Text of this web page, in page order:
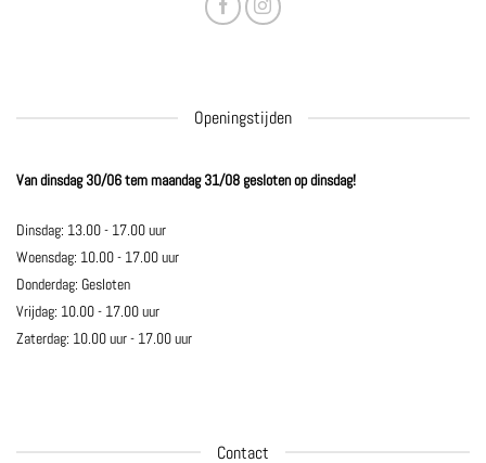
Contact
Openingstijden
Van dinsdag 30/06 tem maandag 31/08 gesloten op dinsdag!
Dinsdag: 13.00 - 17.00 uur
Woensdag: 10.00 - 17.00 uur
Donderdag: Gesloten
Vrijdag: 10.00 - 17.00 uur
Zaterdag: 10.00 uur - 17.00 uur